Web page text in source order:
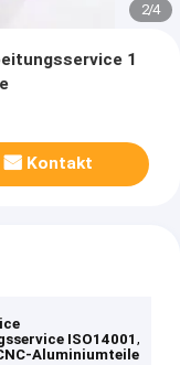
2/4
1
Kontakt
ISO14001,
Aluminiumteile